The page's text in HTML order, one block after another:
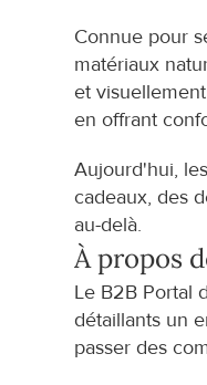
Connue pour
matériaux
et
en offrant
Aujourd'hui,
cadeaux, des
au-delà.
À propos
Le B2B Portal
détaillants un
passer des